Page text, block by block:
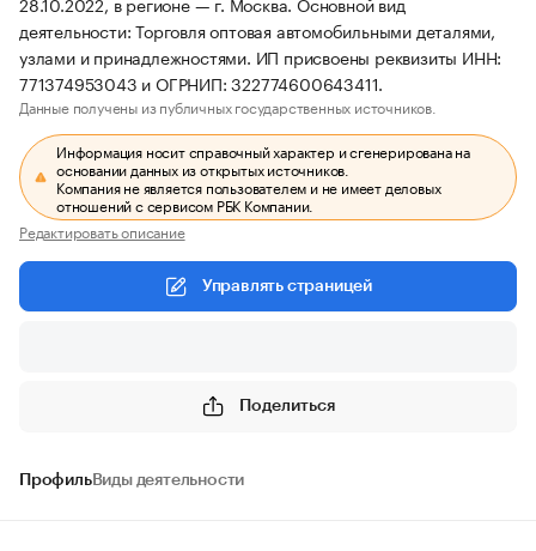
деятельности: Торговля оптовая автомобильными деталями,
узлами и принадлежностями. ИП присвоены реквизиты ИНН:
771374953043 и ОГРНИП: 322774600643411.
Данные получены из публичных государственных источников.
Информация носит справочный характер и сгенерирована на
основании данных из открытых источников.
Компания не является пользователем и не имеет деловых
отношений с сервисом РБК Компании.
Редактировать описание
Управлять страницей
Поделиться
ПрофильВиды деятельности